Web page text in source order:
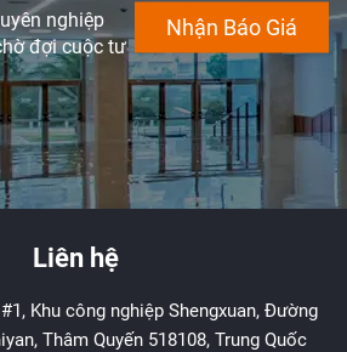
nghiệp
đợi cuộc tư
Nhận Báo Giá
Liên hệ
Khu công nghiệp Shengxuan, Đường
Thâm Quyến 518108, Trung Quốc